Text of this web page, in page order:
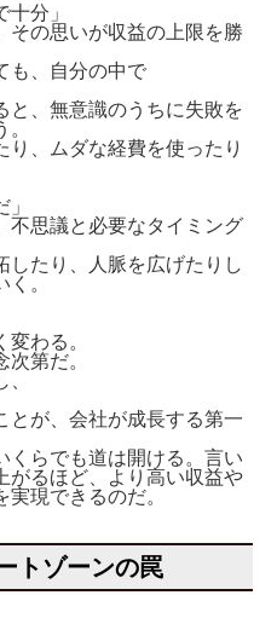
十分」
その思いが収益の上限を勝
も、自分の中で
と、無意識のうちに失敗を
り、ムダな経費を使ったり
不思議と必要なタイミング
したり、人脈を広げたりし
。
わる。
第だ。
とが、会社が成長する第一
くらでも道は開ける。言い
がるほど、より高い収益や
現できるのだ。
トゾーンの罠